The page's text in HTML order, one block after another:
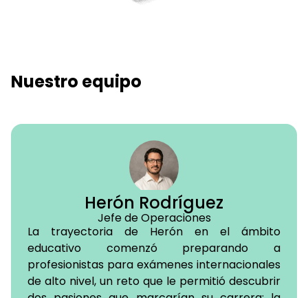
Nuestro equipo
Herón Rodríguez
Jefe de Operaciones
La trayectoria de Herón en el ámbito
educativo comenzó preparando a
profesionistas para exámenes internacionales
de alto nivel, un reto que le permitió descubrir